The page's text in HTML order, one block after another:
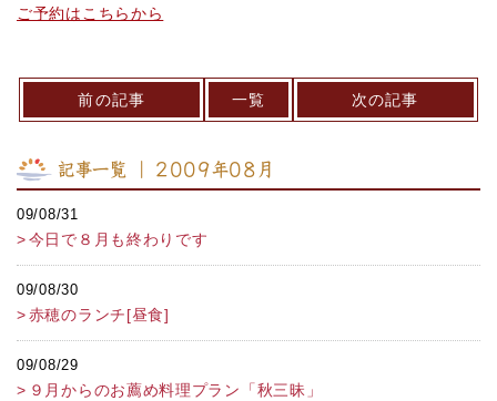
ご予約はこちらから
前の記事 一覧 次の記事
記事一覧 ｜ 2009年08月
09/08/31
今日で８月も終わりです
09/08/30
赤穂のランチ[昼食]
09/08/29
９月からのお薦め料理プラン「秋三昧」